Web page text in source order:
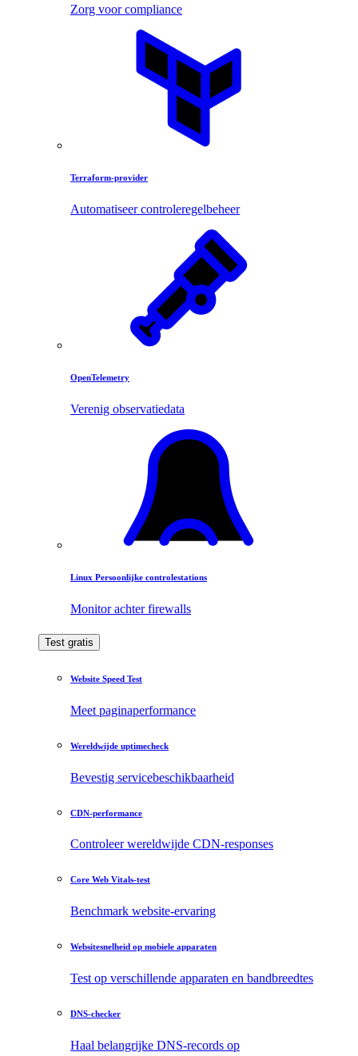
Zorg voor compliance
Terraform-provider
Automatiseer controleregelbeheer
OpenTelemetry
Verenig observatiedata
Linux Persoonlijke controlestations
Monitor achter firewalls
Test gratis
Website Speed Test
Meet paginaperformance
Wereldwijde uptimecheck
Bevestig servicebeschikbaarheid
CDN-performance
Controleer wereldwijde CDN-responses
Core Web Vitals-test
Benchmark website-ervaring
Websitesnelheid op mobiele apparaten
Test op verschillende apparaten en bandbreedtes
DNS-checker
Haal belangrijke DNS-records op